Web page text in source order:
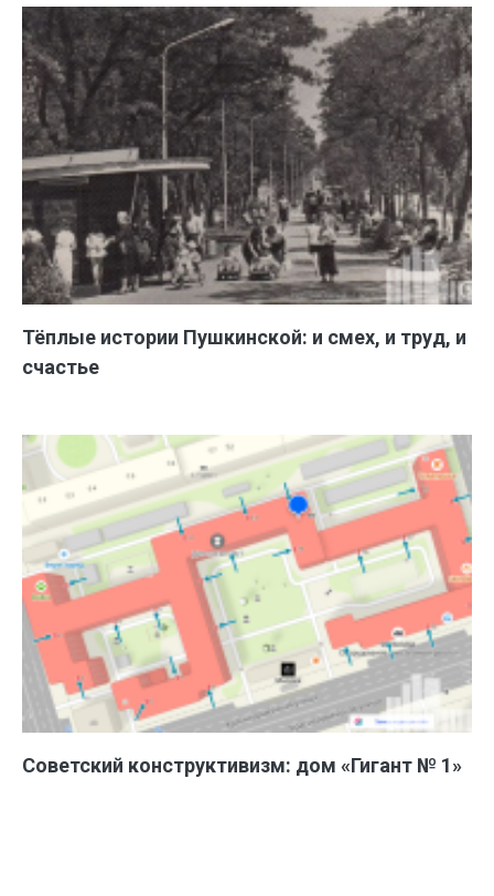
Тёплые истории Пушкинской: и смех, и труд, и
счастье
Советский конструктивизм: дом «Гигант № 1»